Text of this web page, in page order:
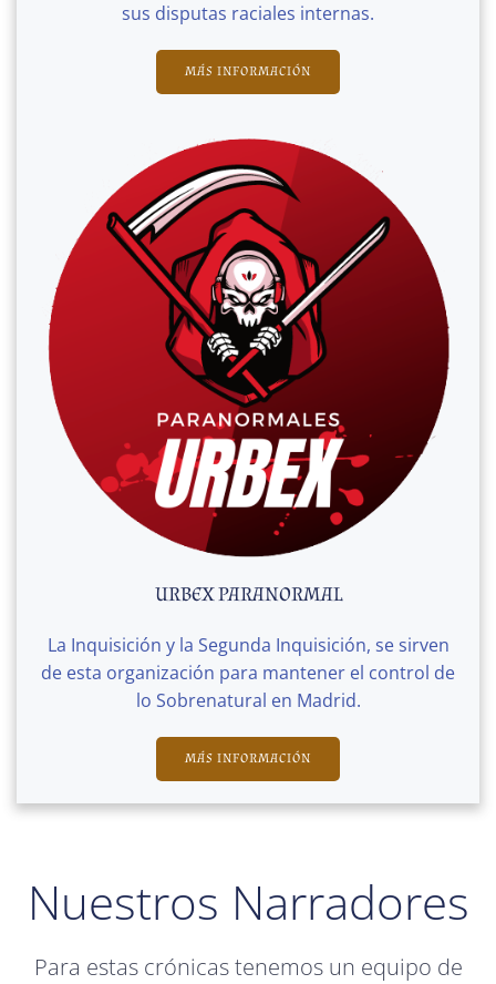
sus disputas raciales internas.
MÁS INFORMACIÓN
URBEX PARANORMAL
La Inquisición y la Segunda Inquisición, se sirven
de esta organización para mantener el control de
lo Sobrenatural en Madrid.
MÁS INFORMACIÓN
Nuestros Narradores
Para estas crónicas tenemos un equipo de